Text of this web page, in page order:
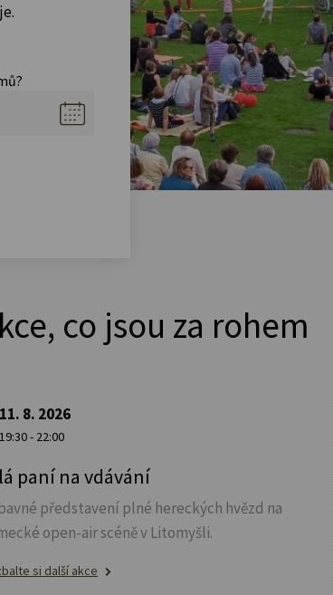
co jsou za rohem
11. 8. 2026
19:30 - 22:00
paní na vdávání
představení plné hereckých hvězd na
open-air scéně v Litomyšli.
si další akce